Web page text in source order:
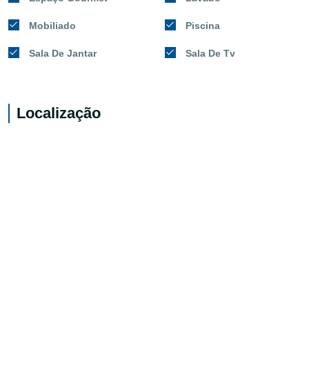
Mobiliado Piscina
Sala De Jantar Sala De Tv
Localização